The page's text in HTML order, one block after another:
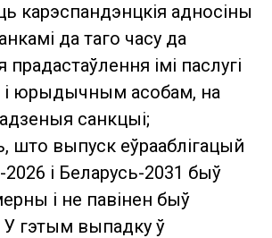
карэспандэнцкія адносіны
да таго часу да
імі паслугі
і юрыдычным асобам, на
санкцыі;
што выпуск еўрааблігацый
2026 і Беларусь-2031 быў
і не павінен быў
гэтым выпадку ў